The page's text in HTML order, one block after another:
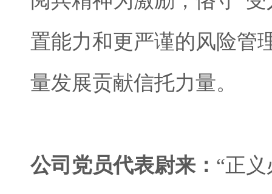
置能力和更严谨的风险管
量发展贡献信托力量。
公司党员代表尉来： “正